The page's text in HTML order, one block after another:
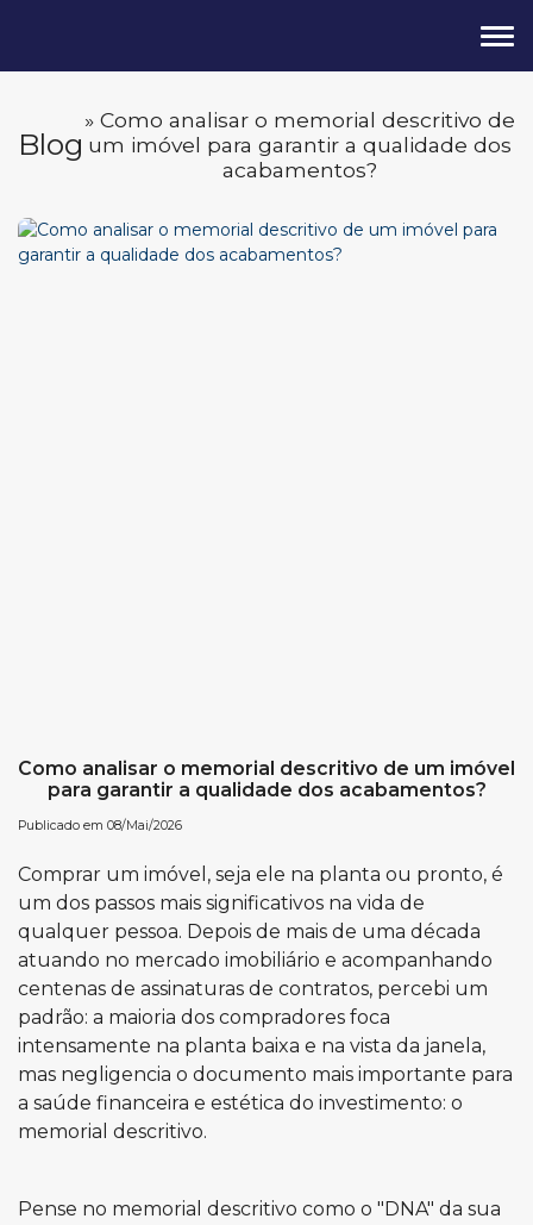
Blog
» Como analisar o memorial descritivo de
um imóvel para garantir a qualidade dos
acabamentos?
Como analisar o memorial descritivo de um imóvel
para garantir a qualidade dos acabamentos?
Publicado em 08/Mai/2026
Comprar um imóvel, seja ele na planta ou pronto, é
um dos passos mais significativos na vida de
qualquer pessoa. Depois de mais de uma década
atuando no mercado imobiliário e acompanhando
centenas de assinaturas de contratos, percebi um
padrão: a maioria dos compradores foca
intensamente na planta baixa e na vista da janela,
mas negligencia o documento mais importante para
a saúde financeira e estética do investimento: o
memorial descritivo.
Pense no memorial descritivo como o "DNA" da sua